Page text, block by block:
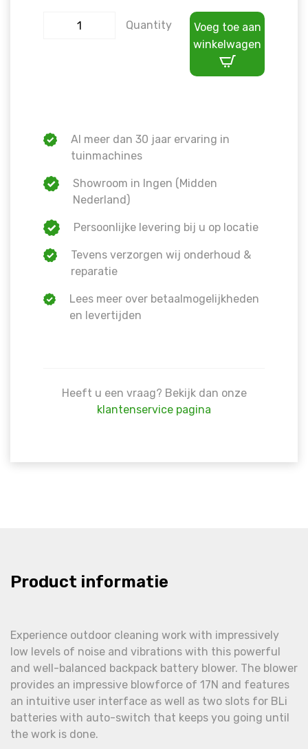
Quantity
Voeg toe aan
winkelwagen
Al meer dan 30 jaar ervaring in
tuinmachines
Showroom in Ingen (Midden
Nederland)
Persoonlijke levering bij u op locatie
Tevens verzorgen wij onderhoud &
reparatie
Lees meer over betaalmogelijkheden
en levertijden
Heeft u een vraag? Bekijk dan onze
klantenservice pagina
Product informatie
Experience outdoor cleaning work with impressively
low levels of noise and vibrations with this powerful
and well-balanced backpack battery blower. The blower
provides an impressive blowforce of 17N and features
an intuitive user interface as well as two slots for BLi
batteries with auto-switch that keeps you going until
the work is done.